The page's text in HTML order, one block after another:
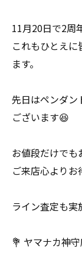
11月20日で2周
これもひとえ
ます。
先日はペンダン
ございます😆
お値段だけで
ご来店心より
ライン査定も実
💐 ヤマナカ神守